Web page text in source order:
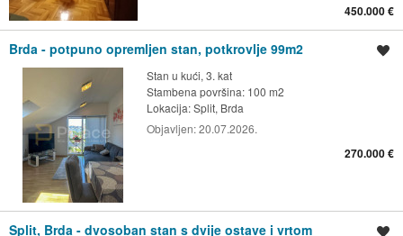
450.000 €
Brda - potpuno opremljen stan, potkrovlje 99m2
Stan u kući, 3. kat
Stambena površina: 100 m2
Lokacija:Split, Brda
Objavljen:20.07.2026.
270.000 €
Split, Brda - dvosoban stan s dvije ostave i vrtom